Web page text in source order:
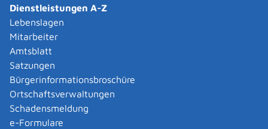
Dienstleistungen A-Z
Lebenslagen
Mitarbeiter
Amtsblatt
Satzungen
Bürgerinformationsbroschüre
Ortschaftsverwaltungen
Schadensmeldung
e-Formulare
Leistungen
Vielzahl von kommunalen und staatlichen
Verwaltungsvorgängen. Insbesondere erhalten Sie
Informationen zu den erforderlichen Unterlagen die zu
einer bestimmen Verwaltungsdienstleistung notwendig